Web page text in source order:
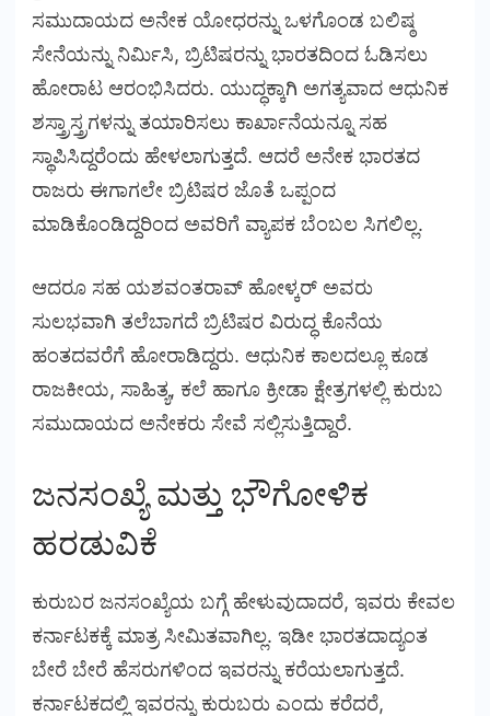
ಸಮುದಾಯದ ಅನೇಕ ಯೋಧರನ್ನು ಒಳಗೊಂಡ ಬಲಿಷ್ಠ
ಸೇನೆಯನ್ನು ನಿರ್ಮಿಸಿ, ಬ್ರಿಟಿಷರನ್ನು ಭಾರತದಿಂದ ಓಡಿಸಲು
ಹೋರಾಟ ಆರಂಭಿಸಿದರು. ಯುದ್ಧಕ್ಕಾಗಿ ಅಗತ್ಯವಾದ ಆಧುನಿಕ
ಶಸ್ತ್ರಾಸ್ತ್ರಗಳನ್ನು ತಯಾರಿಸಲು ಕಾರ್ಖಾನೆಯನ್ನೂ ಸಹ
ಸ್ಥಾಪಿಸಿದ್ದರೆಂದು ಹೇಳಲಾಗುತ್ತದೆ. ಆದರೆ ಅನೇಕ ಭಾರತದ
ರಾಜರು ಈಗಾಗಲೇ ಬ್ರಿಟಿಷರ ಜೊತೆ ಒಪ್ಪಂದ
ಮಾಡಿಕೊಂಡಿದ್ದರಿಂದ ಅವರಿಗೆ ವ್ಯಾಪಕ ಬೆಂಬಲ ಸಿಗಲಿಲ್ಲ.
ಆದರೂ ಸಹ ಯಶವಂತರಾವ್ ಹೋಳ್ಕರ್ ಅವರು
ಸುಲಭವಾಗಿ ತಲೆಬಾಗದೆ ಬ್ರಿಟಿಷರ ವಿರುದ್ಧ ಕೊನೆಯ
ಹಂತದವರೆಗೆ ಹೋರಾಡಿದ್ದರು. ಆಧುನಿಕ ಕಾಲದಲ್ಲೂ ಕೂಡ
ರಾಜಕೀಯ, ಸಾಹಿತ್ಯ, ಕಲೆ ಹಾಗೂ ಕ್ರೀಡಾ ಕ್ಷೇತ್ರಗಳಲ್ಲಿ ಕುರುಬ
ಸಮುದಾಯದ ಅನೇಕರು ಸೇವೆ ಸಲ್ಲಿಸುತ್ತಿದ್ದಾರೆ.
ಜನಸಂಖ್ಯೆ ಮತ್ತು ಭೌಗೋಳಿಕ
ಹರಡುವಿಕೆ
ಕುರುಬರ ಜನಸಂಖ್ಯೆಯ ಬಗ್ಗೆ ಹೇಳುವುದಾದರೆ, ಇವರು ಕೇವಲ
ಕರ್ನಾಟಕಕ್ಕೆ ಮಾತ್ರ ಸೀಮಿತವಾಗಿಲ್ಲ. ಇಡೀ ಭಾರತದಾದ್ಯಂತ
ಬೇರೆ ಬೇರೆ ಹೆಸರುಗಳಿಂದ ಇವರನ್ನು ಕರೆಯಲಾಗುತ್ತದೆ.
ಕರ್ನಾಟಕದಲ್ಲಿ ಇವರನ್ನು ಕುರುಬರು ಎಂದು ಕರೆದರೆ,